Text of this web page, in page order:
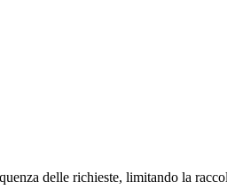
delle richieste, limitando la